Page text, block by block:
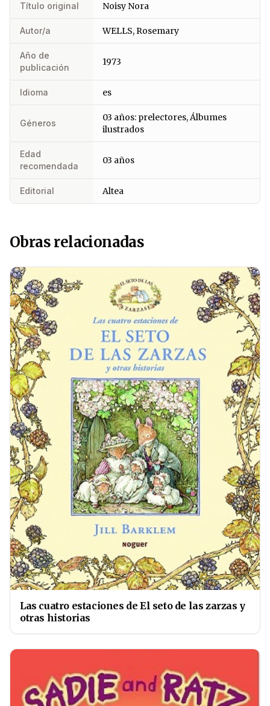
Título original Noisy Nora
Autor/a WELLS, Rosemary
Año de
publicación
1973
Idioma es
Géneros
03 años: prelectores, Álbumes
ilustrados
Edad
recomendada
03 años
Editorial Altea
Obras relacionadas
Las cuatro estaciones de El seto de las zarzas y
otras historias